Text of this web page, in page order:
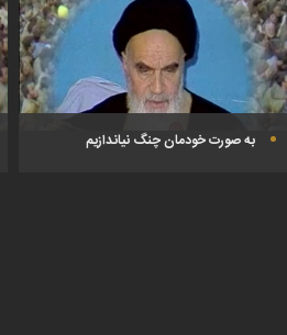
به صورت خودمان چنگ نیاندازیم